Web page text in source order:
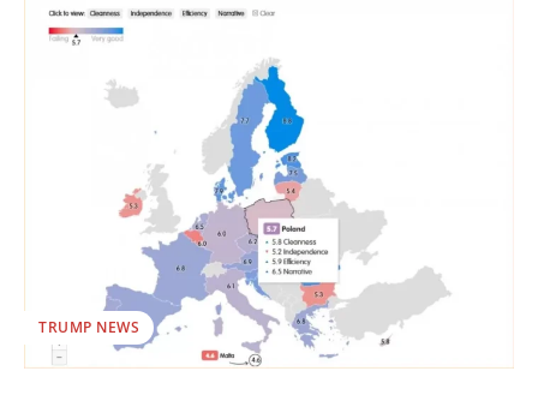
TRUMP NEWS